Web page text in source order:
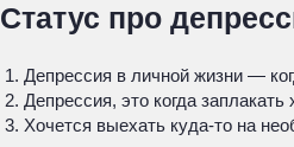
Статус про
Депрессия в личной жизни —
Депрессия, это когда
Хочется выехать куда-то на